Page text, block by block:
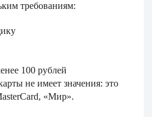
требованиям:
100 рублей
не имеет значения: это
«Мир».